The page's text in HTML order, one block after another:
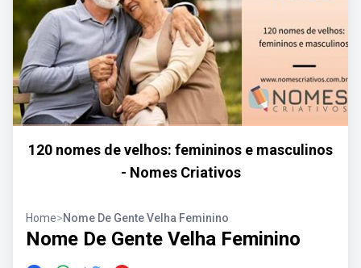
120 nomes de velhos: femininos e masculinos
- Nomes Criativos
Home>Nome De Gente Velha Feminino
Nome De Gente Velha Feminino